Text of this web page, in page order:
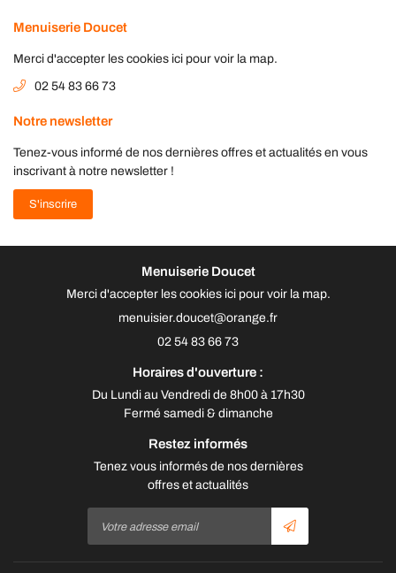
Menuiserie Doucet
Merci d'accepter les cookies ici pour voir la map.
02 54 83 66 73
Notre newsletter
Tenez-vous informé de nos dernières offres et actualités en vous
inscrivant à notre newsletter !
S'inscrire
Menuiserie Doucet
Merci d'accepter les cookies icipour voir la map.
02 54 83 66 73
Horaires d'ouverture :
Du Lundi au Vendredide 8h00 à 17h30
Fermé samedi & dimanche
Restez informés
Tenez vous informés de nos dernières
offres et actualités